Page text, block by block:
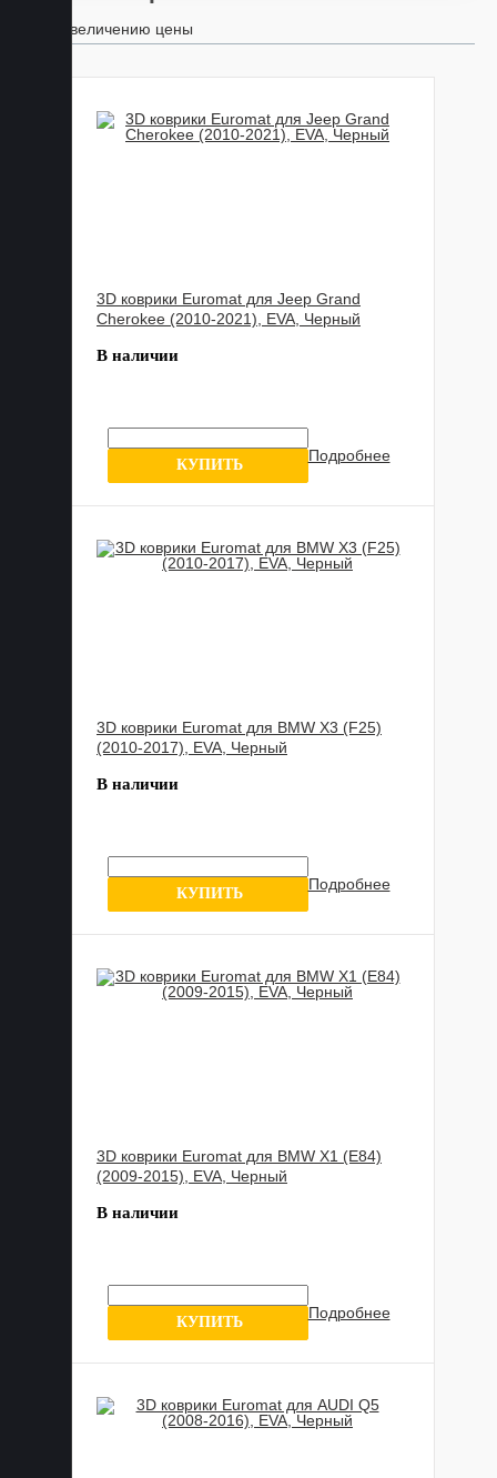
По увеличению цены
3D коврики Euromat для Jeep Grand
Cherokee (2010-2021), EVA, Черный
В наличии
КУПИТЬ
Подробнее
3D коврики Euromat для BMW X3 (F25)
(2010-2017), EVA, Черный
В наличии
КУПИТЬ
Подробнее
3D коврики Euromat для BMW X1 (E84)
(2009-2015), EVA, Черный
В наличии
КУПИТЬ
Подробнее